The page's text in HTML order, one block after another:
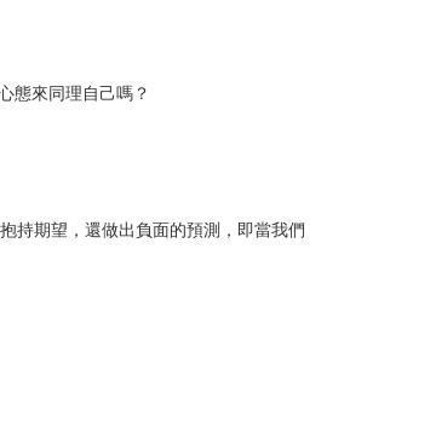
態來同理自己嗎？
持期望，還做出負面的預測，即當我們